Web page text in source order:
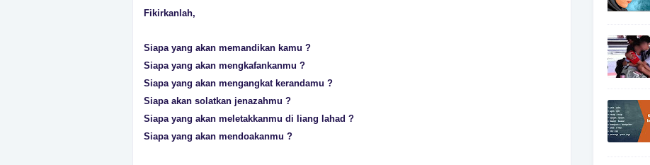
Fikirkanlah,
Siapa yang akan memandikan kamu ?
Siapa yang akan mengkafankanmu ?
Siapa yang akan mengangkat kerandamu ?
Siapa akan solatkan jenazahmu ?
Siapa yang akan meletakkanmu di liang lahad ?
Siapa yang akan mendoakanmu ?